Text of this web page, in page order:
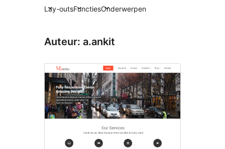
Lay-outsFunctiesOnderwerpen
Auteur: a.ankit